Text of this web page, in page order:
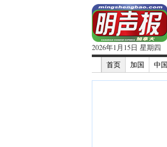
2026年1月15日 星期四
首页
加国 中国